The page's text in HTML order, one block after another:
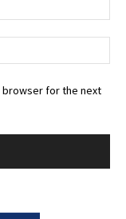
browser for the next